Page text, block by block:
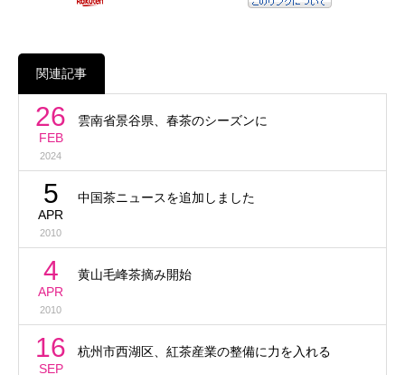
関連記事
26
FEB
2024
雲南省景谷県、春茶のシーズンに
5
APR
2010
中国茶ニュースを追加しました
4
APR
2010
黄山毛峰茶摘み開始
16
SEP
杭州市西湖区、紅茶産業の整備に力を入れる